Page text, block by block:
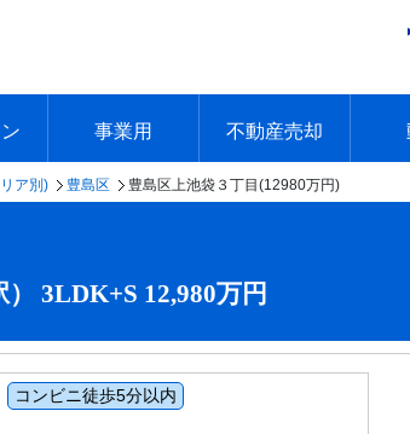
す
物件
物件
事業用
エリアで探す
沿線で探す
本日の新着物件
今週の新着物件
不動産売却
不動産売却トップ
簡単無料査定
不動産売却の流れ
不動産売却 Q&A
海外からの不動産売
住
放
お
ア別) 豊島区 豊島区上池袋３丁目(12980万円)
3LDK+S 12,980万円
コンビニ徒歩5分以内